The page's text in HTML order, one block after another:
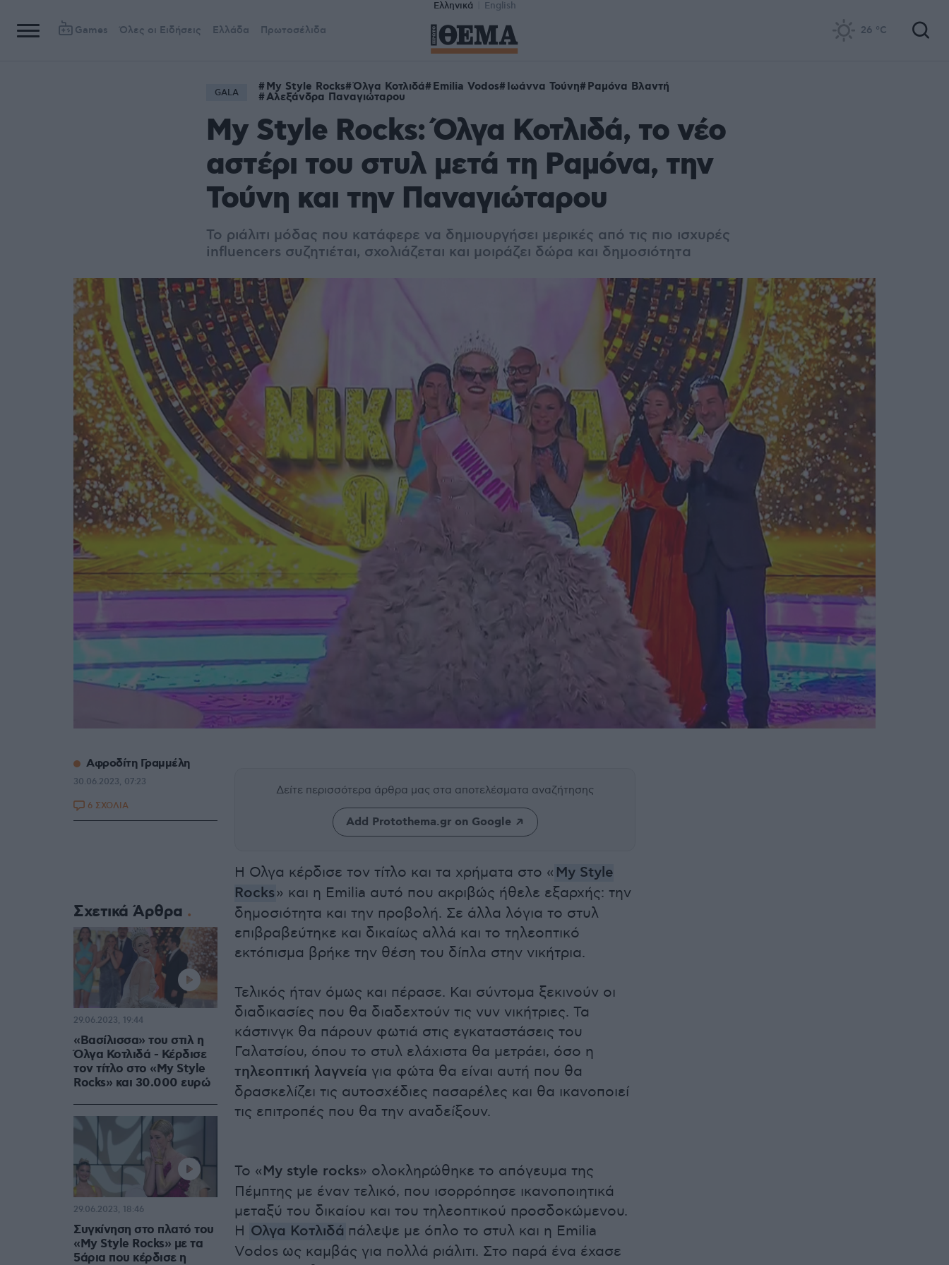
Ελληνικά English
Games Όλες οι Ειδήσεις Ελλάδα Πρωτοσέλιδα 26 °C
GALA My Style Rocks Όλγα Κοτλιδά Emilia Vodos Ιωάννα Τούνη Ραμόνα Βλαντή
Αλεξάνδρα Παναγιώταρου
My Style Rocks: Όλγα Κοτλιδά, το νέο
αστέρι του στυλ μετά τη Ραμόνα, την
Τούνη και την Παναγιώταρου
Το ριάλιτι μόδας που κατάφερε να δημιουργήσει μερικές από τις πιο ισχυρές
influencers συζητιέται, σχολιάζεται και μοιράζει δώρα και δημοσιότητα
Δείτε περισσότερα άρθρα μας στα αποτελέσματα αναζήτησης
Add Protothema.gr on Google
Η Ολγα κέρδισε τον τίτλο και τα χρήματα στο « My Style
Rocks» και η Emilia αυτό που ακριβώς ήθελε εξαρχής: την
δημοσιότητα και την προβολή. Σε άλλα λόγια το στυλ
επιβραβεύτηκε και δικαίως αλλά και το τηλεοπτικό
εκτόπισμα βρήκε την θέση του δίπλα στην νικήτρια.
Τελικός ήταν όμως και πέρασε. Και σύντομα ξεκινούν οι
διαδικασίες που θα διαδεχτούν τις νυν νικήτριες. Τα
κάστινγκ θα πάρουν φωτιά στις εγκαταστάσεις του
Γαλατσίου, όπου το στυλ ελάχιστα θα μετράει, όσο η
τηλεοπτική λαγνεία για φώτα θα είναι αυτή που θα
δρασκελίζει τις αυτοσχέδιες πασαρέλες και θα ικανοποιεί
τις επιτροπές που θα την αναδείξουν.
Το «My style rocks» ολοκληρώθηκε το απόγευμα της
Πέμπτης με έναν τελικό, που ισορρόπησε ικανοποιητικά
μεταξύ του δικαίου και του τηλεοπτικού προσδοκώμενου.
Η Ολγα Κοτλιδά πάλεψε με όπλο το στυλ και η Emilia
Vodos ως καμβάς για πολλά ριάλιτι. Στο παρά ένα έχασε
Αφροδίτη Γραμμέλη
30.06.2023, 07:23
6 ΣΧΟΛΙΑ
Σχετικά Άρθρα
«Βασίλισσα» του στιλ η
Όλγα Κοτλιδά - Κέρδισε
τον τίτλο στο «My Style
Rocks» και 30.000 ευρώ
29.06.2023, 19:44
Συγκίνηση στο πλατό του
«My Style Rocks» με τα
5άρια που κέρδισε η
29.06.2023, 18:46